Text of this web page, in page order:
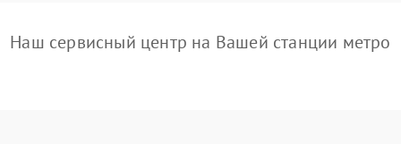
Наш сервисный центр на Вашей станции метро